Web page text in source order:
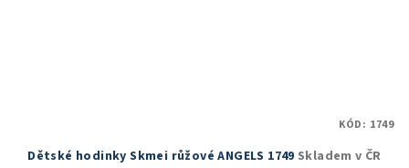
Dětské hodinky Skmei růžové ANGELS 1749 Skladem v ČR
KÓD: 1749